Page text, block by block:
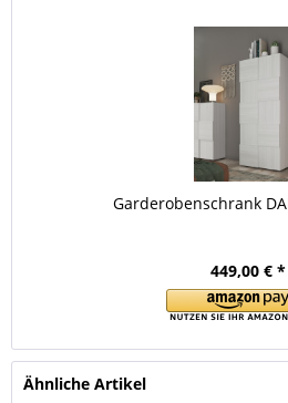
Garderobenschrank
449,00 € *
Ähnliche Artikel